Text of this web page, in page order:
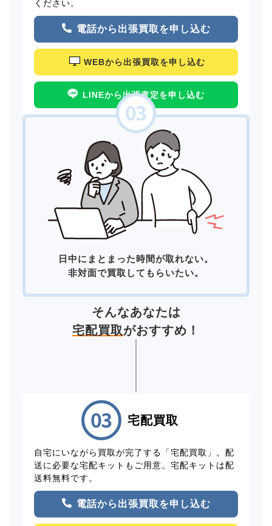
ください。
電話から出張買取を申し込む
WEBから出張買取を申し込む
LINEから出張査定を申し込む
日中にまとまった時間が取れない。
非対面で買取してもらいたい。
そんなあなたは
宅配買取がおすすめ！
宅配買取
自宅にいながら買取が完了する「宅配買取」。配
送に必要な宅配キットもご用意。宅配キットは配
送料無料です。
電話から出張買取を申し込む